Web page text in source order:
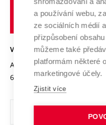
Transfer znalostí
Open Science
Projekty
Projekty ze strukturálních
Specifický výzkum
Mezinárodní dohody
Univerzitní sítě
Udržitelná univerzita
Podnikavá univerzita /
Bezpečná univerzita
Vyznamenání
Organizační struktura
Ochrana osobních údajů
VYSOKÉ UČENÍ TECHNICKÉ
Antonínská 548/1
602 00 Brno
a používání webu,
ze sociálních médií
přizpůsobení
můžeme také
platformám některé
marketingové účely.
Zjistit více